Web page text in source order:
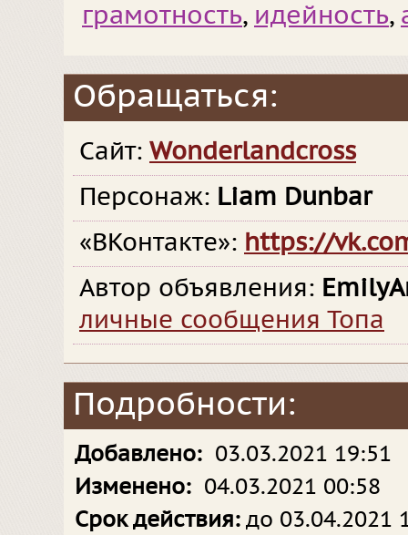
грамотность, идейность,
Обращаться:
Сайт: Wonderlandсross
Персонаж: Liam Dunbar
«ВКонтакте»: https://
Автор объявления:
личные сообщения Топа
Подробности:
Добавлено: 03.03.2021 19:51
Изменено: 04.03.2021 00:58
Срок действия: до 03.04.2021